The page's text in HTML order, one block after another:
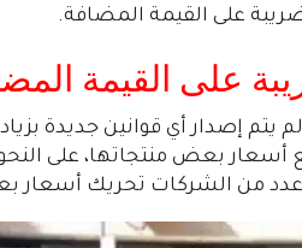
على القيمة المضافة.
على القيمة
إصدار أي قوانين جديدة
أسعار بعض منتجاتها، على
عدد من الشركات تحريك